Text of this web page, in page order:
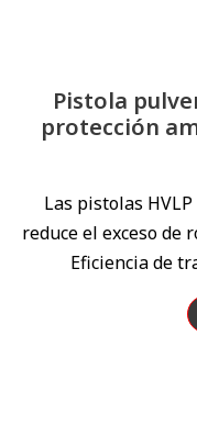
Pistola
protección
Las pistolas
reduce el exceso de
Eficiencia de